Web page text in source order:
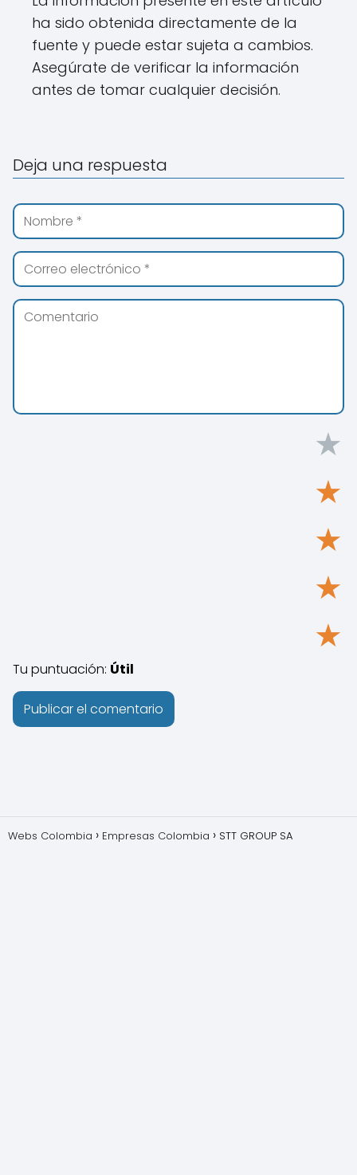
ha sido obtenida directamente de la
fuente y puede estar sujeta a cambios.
Asegúrate de verificar la información
antes de tomar cualquier decisión.
Deja una respuesta
★
★
★
★
★
Tu puntuación: Útil
Webs Colombia Empresas Colombia STT GROUP SA